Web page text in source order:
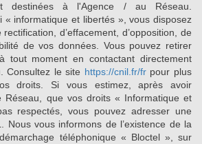
destinées à l'Agence / au Réseau.
« informatique et libertés », vous disposez
d’effacement, d’opposition, de
de vos données. Vous pouvez retirer
tout moment en contactant directement
Consultez le site https://cnil.fr/frpour plus
droits. Si vous estimez, après avoir
Réseau, que vos droits « Informatique et
respectés, vous pouvez adresser une
Nous vous informons de l’existence de la
téléphonique « Bloctel », sur